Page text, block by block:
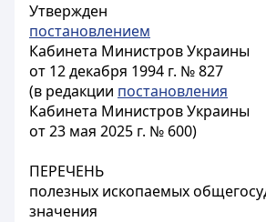
Утвержден
постановлением
Кабинета Министров Украины
от 12 декабря 1994 г. № 827
(в редакции постановления
Кабинета Министров Украины
от 23 мая 2025 г. № 600)
ПЕРЕЧЕНЬ
полезных ископаемых
значения